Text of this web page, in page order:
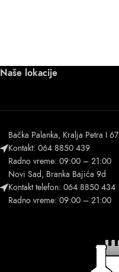
Naše lokacije
Bačka Palanka, Kralja Petra I 67
Kontakt: 064 8850 439
Radno vreme: 09:00 – 21:00
Novi Sad, Branka Bajića 9d
Kontakt telefon: 064 8850 434
Radno vreme: 09:00 – 21:00